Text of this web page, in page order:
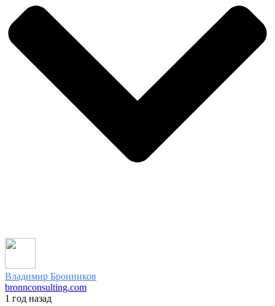
Владимир Бронников
bronnconsulting.com
1 год назад